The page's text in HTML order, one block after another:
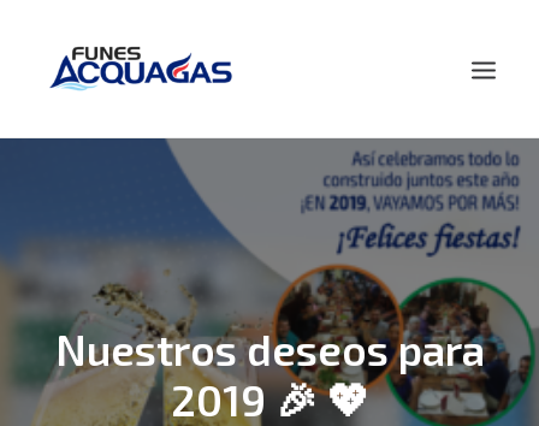
NOVEDADES
CONTACTO
BUSCAR
Nuestros deseos para
2019 🎉 💖